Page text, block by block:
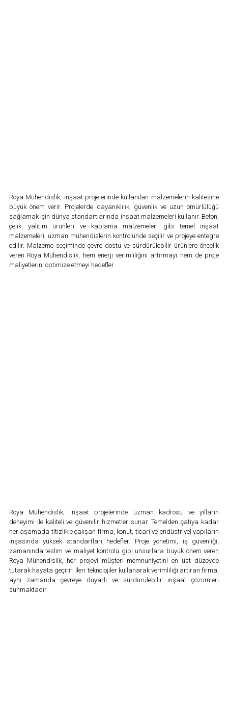
Roya Mühendislik, inşaat projelerinde kullanılan malzemelerin kalitesine
büyük önem verir. Projelerde dayanıklılık, güvenlik ve uzun ömürlülüğü
sağlamak için dünya standartlarında inşaat malzemeleri kullanır. Beton,
çelik, yalıtım ürünleri ve kaplama malzemeleri gibi temel inşaat
malzemeleri, uzman mühendislerin kontrolünde seçilir ve projeye entegre
edilir. Malzeme seçiminde çevre dostu ve sürdürülebilir ürünlere öncelik
veren Roya Mühendislik, hem enerji verimliliğini artırmayı hem de proje
maliyetlerini optimize etmeyi hedefler.
Roya Mühendislik, inşaat projelerinde uzman kadrosu ve yılların
deneyimi ile kaliteli ve güvenilir hizmetler sunar. Temelden çatıya kadar
her aşamada titizlikle çalışan firma, konut, ticari ve endüstriyel yapıların
inşasında yüksek standartları hedefler. Proje yönetimi, iş güvenliği,
zamanında teslim ve maliyet kontrolü gibi unsurlara büyük önem veren
Roya Mühendislik, her projeyi müşteri memnuniyetini en üst düzeyde
tutarak hayata geçirir. İleri teknolojiler kullanarak verimliliği artıran firma,
aynı zamanda çevreye duyarlı ve sürdürülebilir inşaat çözümleri
sunmaktadır.